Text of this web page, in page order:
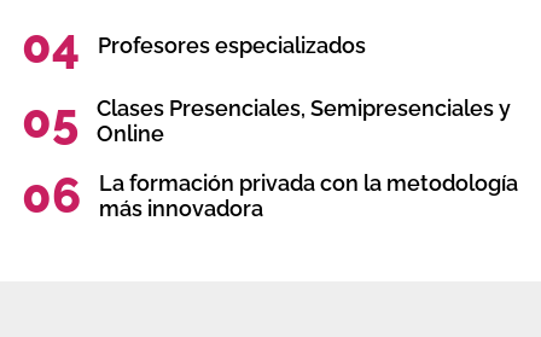
04 Profesores especializados
05
Clases Presenciales, Semipresenciales y
Online
06
La formación privada con la metodología
más innovadora